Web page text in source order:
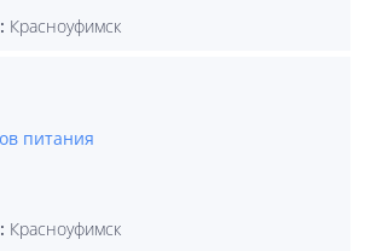
Красноуфимск
питания
Красноуфимск